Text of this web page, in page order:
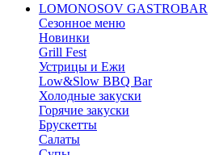
LOMONOSOV GASTROBAR
Сезонное меню
Новинки
Grill Fest
Устрицы и Ежи
Low&Slow BBQ Bar
Холодные закуски
Горячие закуски
Брускетты
Салаты